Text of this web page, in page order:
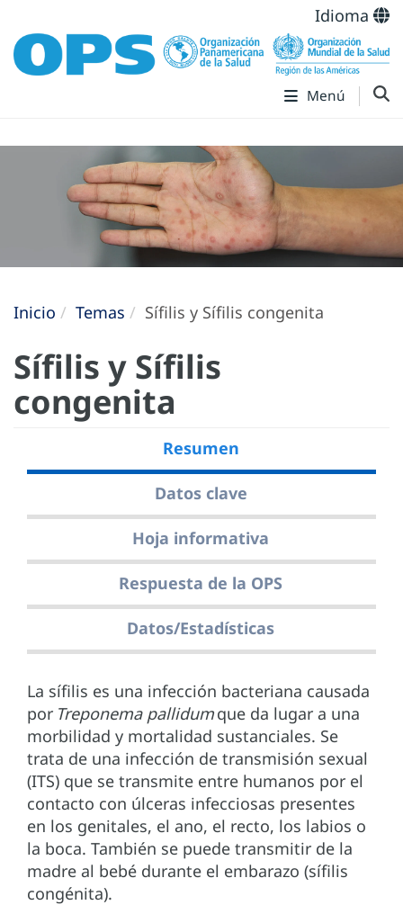
Idioma
Menú
Inicio Temas Sífilis y Sífilis congenita
Sífilis y Sífilis
congenita
Resumen
Datos clave
Hoja informativa
Respuesta de la OPS
Datos/Estadísticas
La sífilis es una infección bacteriana causada
por Treponema pallidumque da lugar a una
morbilidad y mortalidad sustanciales. Se
trata de una infección de transmisión sexual
(ITS) que se transmite entre humanos por el
contacto con úlceras infecciosas presentes
en los genitales, el ano, el recto, los labios o
la boca. También se puede transmitir de la
madre al bebé durante el embarazo (sífilis
congénita).